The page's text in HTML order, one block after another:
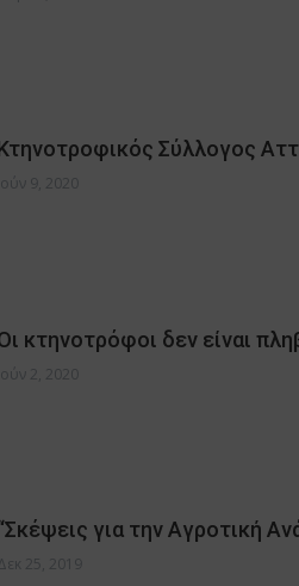
Σύλλογος
Ιούν 9, 2020
κτηνοτρόφοι δεν είναι
Ιούν 2, 2020
για την Αγροτική
25, 2019